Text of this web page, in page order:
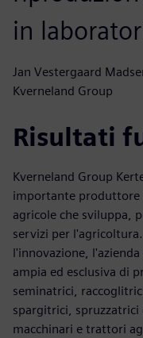
in
Jan Vestergaard
Kverneland Group
Risultati
Kverneland Group
importante produttore
agricole che sviluppa,
servizi per
l'innovazione,
ampia ed esclusiva di
seminatrici,
spargitrici,
macchinari e trattori